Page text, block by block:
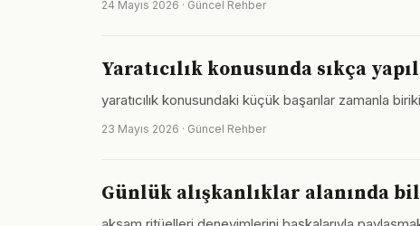
24 Mayıs 2026 · Güncel Rehber
Yaratıcılık konusunda sıkça
yaratıcılık konusundaki küçük başarılar zamanla
23 Mayıs 2026 · Güncel Rehber
Günlük alışkanlıklar alanında